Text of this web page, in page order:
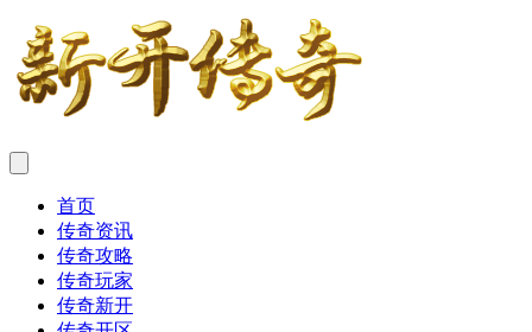
首页
传奇资讯
传奇攻略
传奇玩家
传奇新开